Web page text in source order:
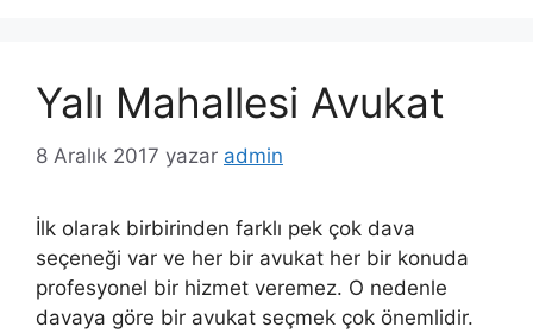
Yalı Mahallesi Avukat
8 Aralık 2017 yazar admin
İlk olarak birbirinden farklı pek çok dava
seçeneği var ve her bir avukat her bir konuda
profesyonel bir hizmet veremez. O nedenle
davaya göre bir avukat seçmek çok önemlidir.